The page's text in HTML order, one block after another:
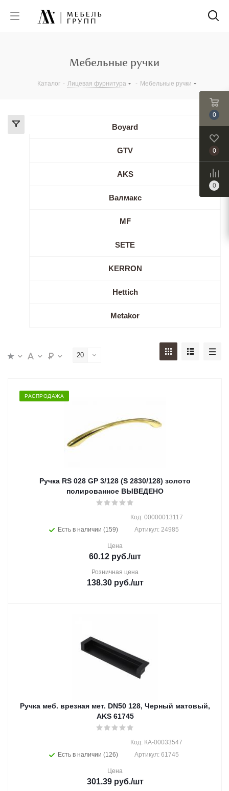
Мебельные ручки
Каталог - Лицевая фурнитура - Мебельные ручки
Boyard
GTV
AKS
Валмакс
MF
SETE
KERRON
Hettich
Metakor
20
РАСПРОДАЖА
Ручка RS 028 GP 3/128 (S 2830/128) золото
полированное ВЫВЕДЕНО
Есть в наличии (159)
Код: 00000013117
Артикул: 24985
Цена
60.12 руб./шт
Розничная цена
138.30руб./шт
Ручка меб. врезная мет. DN50 128, Черный матовый,
AKS 61745
Есть в наличии (126)
Код: КА-00033547
Артикул: 61745
Цена
301.39руб./шт
0
0
0